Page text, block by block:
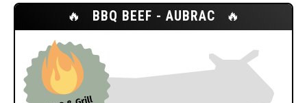
🔥 BBQ BEEF - AUBRAC 🔥